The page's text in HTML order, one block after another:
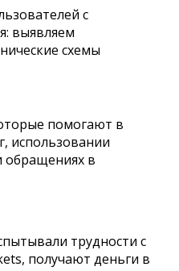
с
выявляем
схемы
помогают в
использовании
обращениях в
трудности с
получают деньги в